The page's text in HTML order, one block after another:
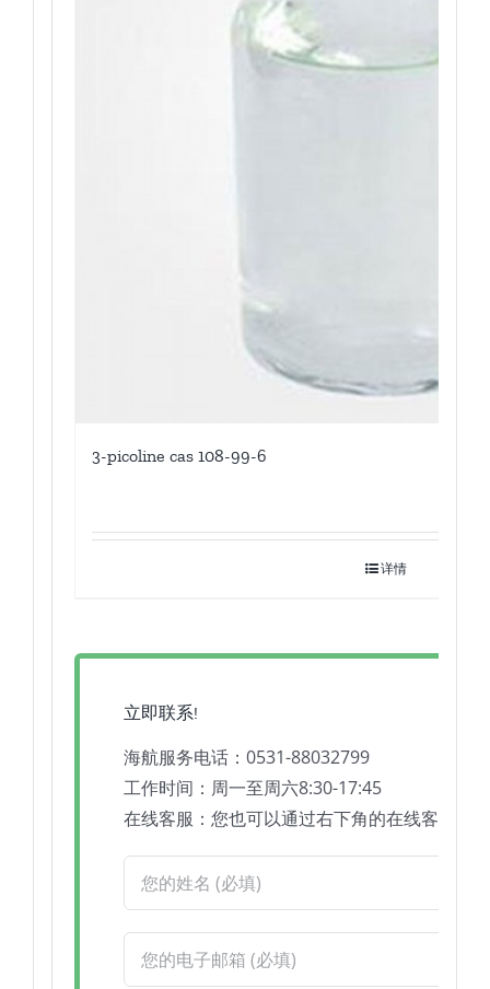
3-picoline cas 108-99-6
详情
立即联系!
海航服务电话：0531-88032799
工作时间：周一至周六8:30-17:45
在线客服：您也可以通过右下角的在线客服工